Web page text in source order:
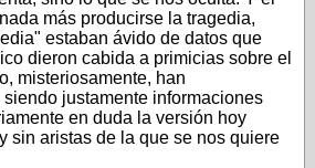
más producirse la tragedia,
estaban ávido de datos que
dieron cabida a primicias sobre el
misteriosamente, han
justamente informaciones
en duda la versión hoy
sin aristas de la que se nos quiere